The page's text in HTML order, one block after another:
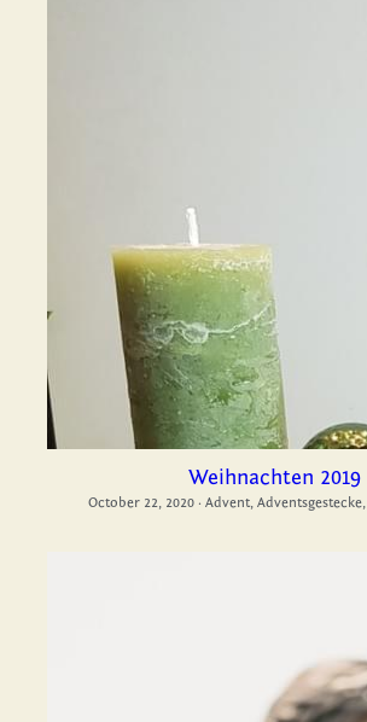
Weihnachten 2019
October 22, 2020· Advent, Adventsgestecke,